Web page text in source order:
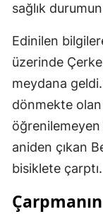
sağlık
Edinilen
üzerinde
meydana
dönmekte olan
aniden çıkan
bisiklete çarptı.